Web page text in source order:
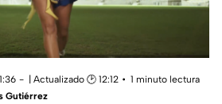
| Actualizado 🕑 12:12
1 minuto lectura
Gutiérrez